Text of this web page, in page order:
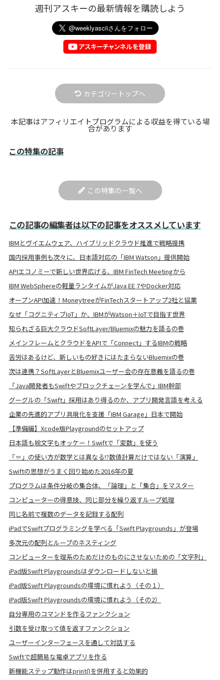
週刊アスキーの最新情報を購読しよう
カテゴリートップへ
本記事はアフィリエイトプログラムによる収益を得ている場
合があります
この特集の記事
この特集の一覧へ
この記事の編集者は以下の記事をオススメしています
IBMとヴイエムウェア、ハイブリッドクラウド推進で戦略提携
国内採用事例も次々に、日本語対応の「IBM Watson」提供開始
APIエコノミーで新しい世界広げる、IBM FinTech Meetingから
IBM WebSphereの軽量ランタイムがJava EE 7やDocker対応
オープンAPI加速！MoneytreeがFinTechスタートアップ2社と協業
なぜ「コグニティブIoT」か、IBMがWatson＋IoTで目指す世界
知られざる巨大クラウドSoftLayer/Bluemixの魅力を語るの巻
メインフレームとクラウドをAPIで「Connect」するIBMの戦略
苦労はあるけど、新しいもの好きにはたまらないBluemixの巻
次は連携？SoftLayerとBluemixユーザー会の存在意義を語るの巻
「Java開発者もSwiftやブロックチェーンを学んで」IBM幹部
グーグルの「Swift」採用はあり得るのか、アプリ開発言語を考える
企業の先進的アプリ具現化を支援「IBM Garage」日本で開始
【準備編】Xcode版Playgroundのセットアップ
日本語も絵文字もオッケー！Swiftで「変数」を使う
「＝」の使い方が数学とは異なる!?数値計算だけではない「演算」
Swiftの思想がうまく回り始めた2016年の夏
プログラムは条件分岐の集合体、「論理」と「集合」をマスター
コンピューターの得意技、同じ部分を繰り返すループ処理
同じ名前で複数のデータを記録する配列
iPadでSwiftプログラミングを学べる「Swift Playgrounds」が登場
多次元の配列とループのネスティング
コンピューターを理系のためだけのものにさせないための「文字列」
iPad版Swift Playgroundsはダウンロードしないと損
iPad版Swift Playgroundsの環境に慣れよう（その１）
iPad版Swift Playgroundsの環境に慣れよう（その2）
自分専用のコマンドを作るファンクション
引数を受け取って値を返すファンクション
ユーザーインターフェースを通して対話する
Swiftで超簡易な電卓アプリを作る
新機能ステップ動作はprint()を併用すると効果的